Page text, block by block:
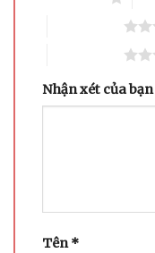
Nhận xét của bạn
Tên*